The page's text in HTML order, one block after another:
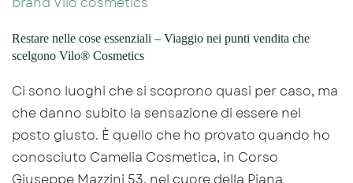
Restare nelle cose essenziali – Viaggio nei punti vendita che
scelgono Vilo® Cosmetics
Ci sono luoghi che si scoprono quasi per caso, ma
che danno subito la sensazione di essere nel
posto giusto. È quello che ho provato quando ho
conosciuto Camelia Cosmetica, in Corso